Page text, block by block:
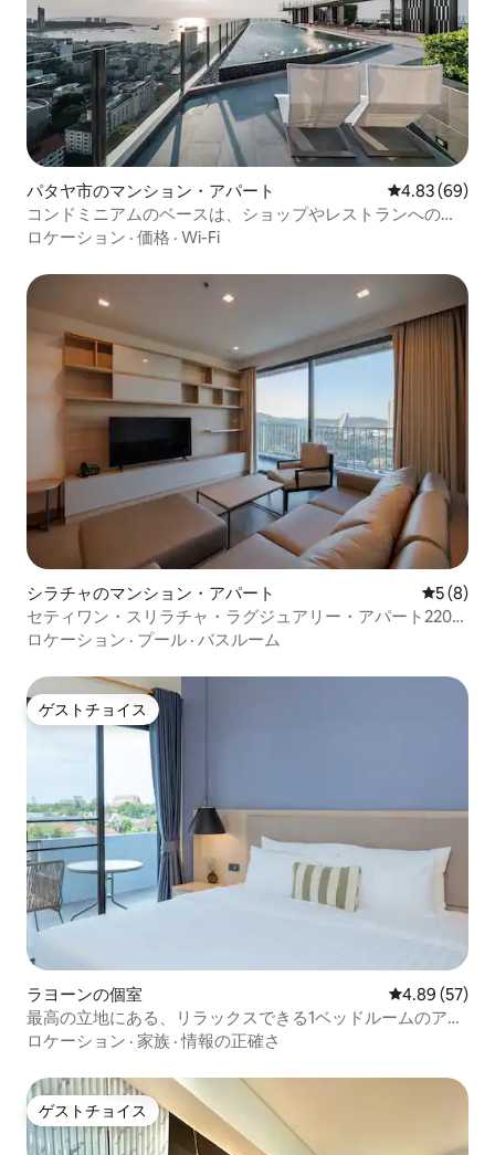
パタヤ市のマンション・アパート レビュー69
4.83 (69)
コンドミニアムのベースは、ショップやレストランへのス
テップです
ロケーション · 価格 · Wi-Fi
シラチャのマンション・アパート レビュー
5 (8)
セティワン・スリラチャ・ラグジュアリー・アパート2202
号室
ロケーション · プール · バスルーム
ゲストチョイス
ゲストチョイス
ラヨーンの個室 レビュー57
4.89 (57)
最高の立地にある、リラックスできる1ベッドルームのアパ
ート
ロケーション · 家族 ·情報の正確さ
ゲストチョイス
ゲストチョイス